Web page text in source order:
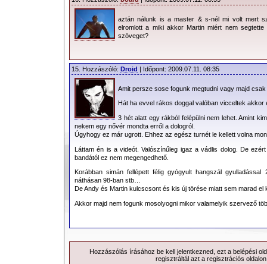
aztán nálunk is a master & s-nél mi volt mert
elromlott a miki akkor Martin miért nem
szöveget?
15. Hozzászóló: Droid | Időpont: 2009.07.11. 08:35
Amit persze sose fogunk megtudni vagy majd
Hát ha evvel rákos doggal valóban vicceltek
3 hét alatt egy rákból felépülni nem lehet. Amint
nekem egy nővér mondta erről a dologról.
Úgyhogy ez már ugrott. Ehhez az egész turnét le kellett volna
Láttam én is a videót. Valószínűleg igaz a vádlis dolog. De
bandától ez nem megengedhető.
Korábban simán fellépett félig gyógyult hangszál
náthásan 98-ban stb…
De Andy és Martin kulcscsont és kis új törése miatt sem marad el
Akkor majd nem fogunk mosolyogni mikor valamelyik szervező
Hozzászólás írásához be kell jelentkezned, ezt a belépési
regisztráltál azt a regisztrációs